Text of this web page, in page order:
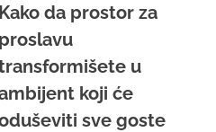
Kako da prostor za
proslavu
u
koji će
sve goste